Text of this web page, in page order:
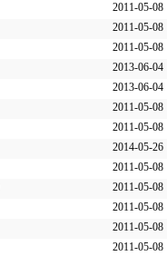
2011-05-08
2011-05-08
2011-05-08
2013-06-04
2013-06-04
2011-05-08
2011-05-08
2014-05-26
2011-05-08
2011-05-08
2011-05-08
2011-05-08
2011-05-08